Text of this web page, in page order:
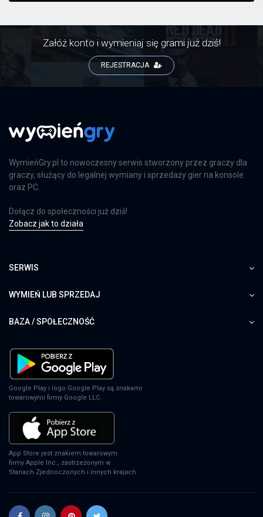
Załóż konto i wymieniaj się grami już dziś!
REJESTRACJA
WymieńGry.pl to nowoczesny serwis stworzony przez graczy dla
graczy, służący do legalnej wymiany i sprzedaży gier na konsole
oraz PC.
Dołącz do społeczności już dziś!
Zobacz jak to działa
SERWIS
WYMIEŃ LUB SPRZEDAJ
BAZA / SPOŁECZNOŚĆ
Google Play i logo Google Play są znakami
towarowymi firmy Google LLC.
App Store jest znakiem towarowym
firmy Apple Inc., zastrzeżonym w
Stanach Zjednoczonych i innych krajach.